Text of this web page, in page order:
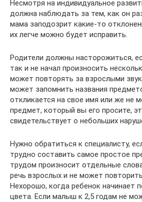
Несмотря на индивидуальное
должна наблюдать за тем, как он
мама заподозрит какие-то
их легче можно будет исправить.
Родители должны насторожиться,
так и не начал произносить
может повторять за взрослыми
может запомнить названия
откликается на свое имя или же не
предмет, который вы его просите,
свидетельствует о небольших
Нужно обратиться к специалисту,
трудно составить самое простое
трудом произносит отдельные
речь взрослых и не может
Нехорошо, когда ребенок начинает
цвета. Если малыш к 2,5 годам не